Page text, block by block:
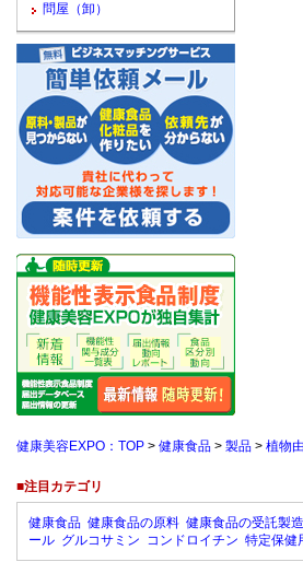
問屋（卸）
健康美容EXPO：TOP > 健康食品 > 製品 > 植物
■注目カテゴリ
健康食品 健康食品の原料 健康食品の受託製造
ール グルコサミン コンドロイチン 特定保健